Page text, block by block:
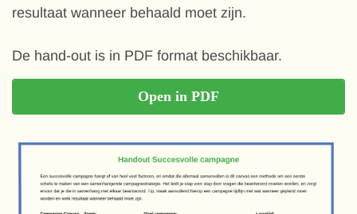
resultaat wanneer behaald moet zijn.
De hand-out is in PDF format beschikbaar.
Open in PDF